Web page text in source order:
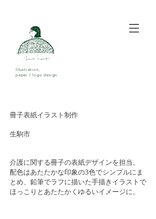
Illustration,
paper / logo design.
冊子表紙イラスト制作
生駒市
介護に関する冊子の表紙デザインを担当。
​配色はあたたかな印象の3色でシンプルにま
とめ、鉛筆でラフに描いた手描きイラストで
ほっこりとあたたかくゆるいイメージに。